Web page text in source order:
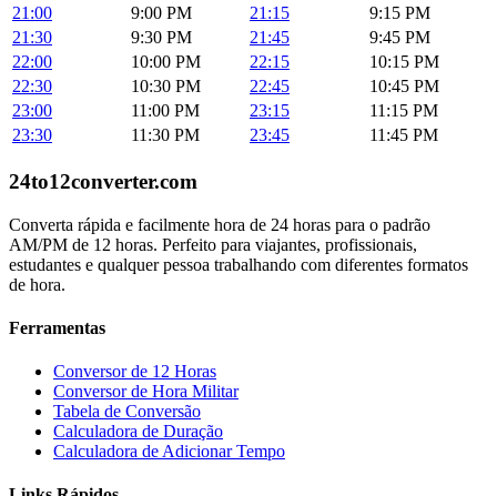
21:00
9:00 PM 21:15
9:15 PM
21:30
9:30 PM 21:45
9:45 PM
22:00
10:00 PM 22:15
10:15 PM
22:30
10:30 PM 22:45
10:45 PM
23:00
11:00 PM 23:15
11:15 PM
23:30
11:30 PM 23:45 11:45 PM
24to12converter.com
Converta rápida e facilmente hora de 24 horas para o padrão
AM/PM de 12 horas. Perfeito para viajantes, profissionais,
estudantes e qualquer pessoa trabalhando com diferentes formatos
de hora.
Ferramentas
Conversor de 12 Horas
Conversor de Hora Militar
Tabela de Conversão
Calculadora de Duração
Calculadora de Adicionar Tempo